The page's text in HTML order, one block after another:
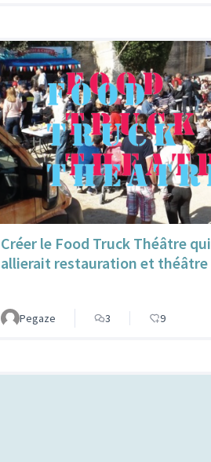
Créer le Food Truck Théâtre qui
allierait restauration et théâtre
Pegaze 3 9